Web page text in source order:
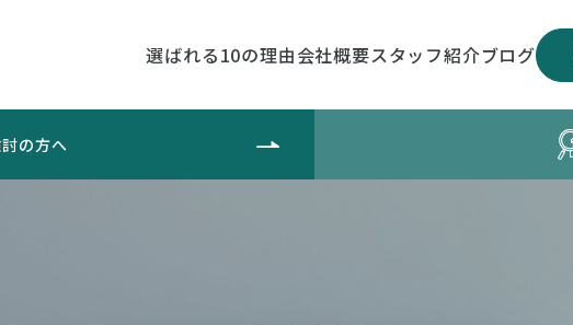
選ばれる10の理由会社概要スタッフ紹介ブログ
の方へ